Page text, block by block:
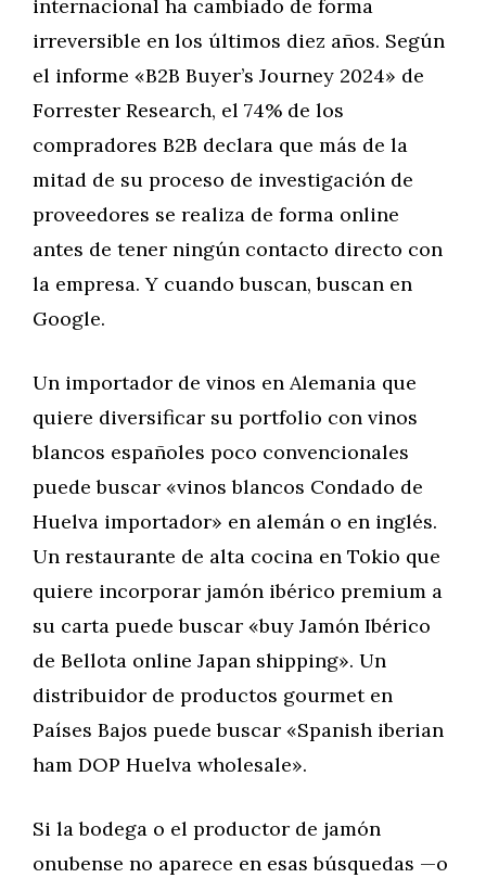
internacional ha cambiado de forma
irreversible en los últimos diez años. Según
el informe «B2B Buyer’s Journey 2024» de
Forrester Research, el 74% de los
compradores B2B declara que más de la
mitad de su proceso de investigación de
proveedores se realiza de forma online
antes de tener ningún contacto directo con
la empresa. Y cuando buscan, buscan en
Google.
Un importador de vinos en Alemania que
quiere diversificar su portfolio con vinos
blancos españoles poco convencionales
puede buscar «vinos blancos Condado de
Huelva importador» en alemán o en inglés.
Un restaurante de alta cocina en Tokio que
quiere incorporar jamón ibérico premium a
su carta puede buscar «buy Jamón Ibérico
de Bellota online Japan shipping». Un
distribuidor de productos gourmet en
Países Bajos puede buscar «Spanish iberian
ham DOP Huelva wholesale».
Si la bodega o el productor de jamón
onubense no aparece en esas búsquedas —o